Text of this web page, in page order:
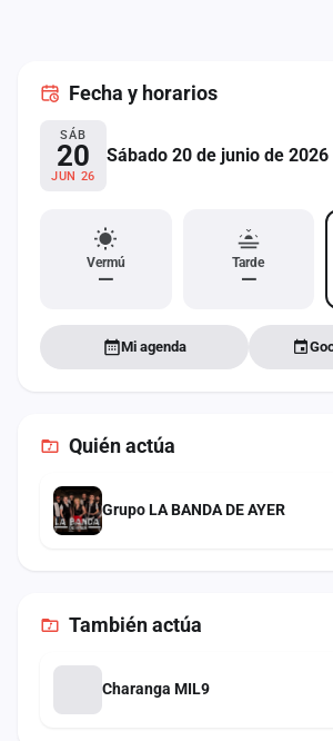
Fecha y horarios
SÁB
20
JUN 26
Sábado 20 de junio de 2026
Vermú
—
Tarde
—
Mi agenda
Quién actúa
Grupo LA BANDA DE AYER
Tambiénactúa
Charanga MIL9